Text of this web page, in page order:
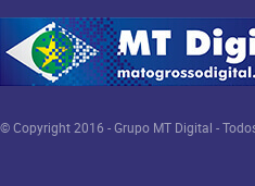
© Copyright 2016 - Grupo MT Digital -